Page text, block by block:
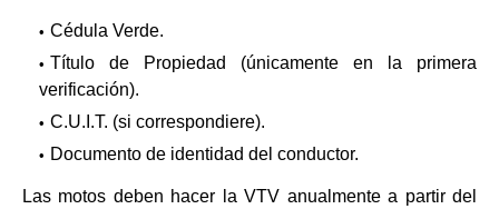
Cédula Verde.
Título de Propiedad (únicamente en la primera
verificación).
C.U.I.T. (si correspondiere).
Documento de identidad del conductor.
Las motos deben hacer la VTV anualmente a partir del